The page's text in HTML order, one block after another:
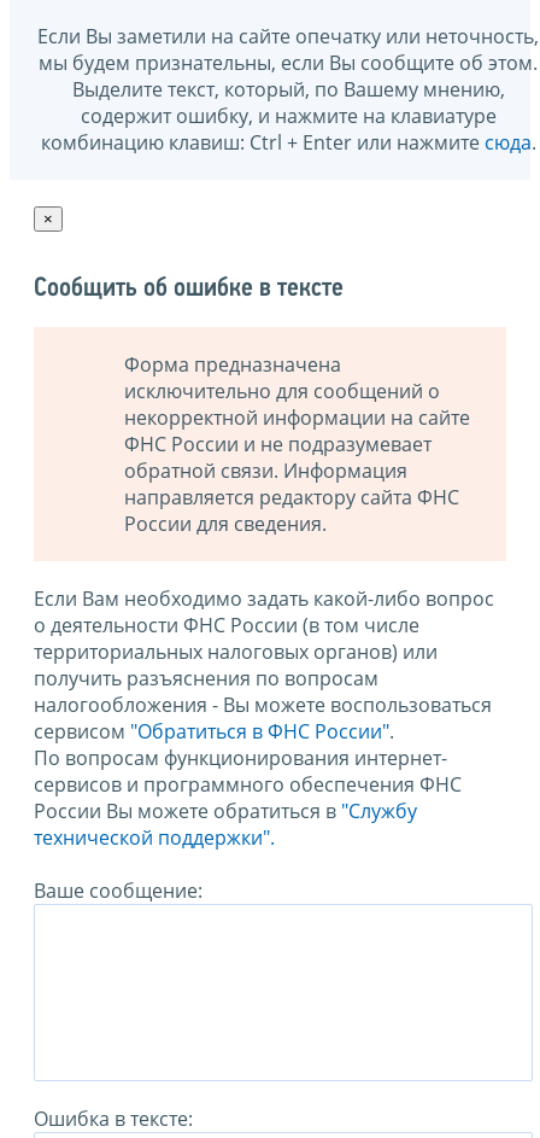
Если Вы заметили на сайте опечатку или неточность,
мы будем признательны, если Вы сообщите об этом.
Выделите текст, который, по Вашему мнению,
содержит ошибку, и нажмите на клавиатуре
комбинацию клавиш: Ctrl + Enter или нажмите сюда.
×
Сообщить об ошибке в тексте
Форма предназначена
исключительно для сообщений о
некорректной информации на сайте
ФНС России и не подразумевает
обратной связи. Информация
направляется редактору сайта ФНС
России для сведения.
Если Вам необходимо задать какой-либо вопрос
о деятельности ФНС России (в том числе
территориальных налоговых органов) или
получить разъяснения по вопросам
налогообложения - Вы можете воспользоваться
сервисом "Обратиться в ФНС России".
По вопросам функционирования интернет-
сервисов и программного обеспечения ФНС
России Вы можете обратиться в "Службу
технической поддержки".
Ваше сообщение:
Ошибка в тексте: